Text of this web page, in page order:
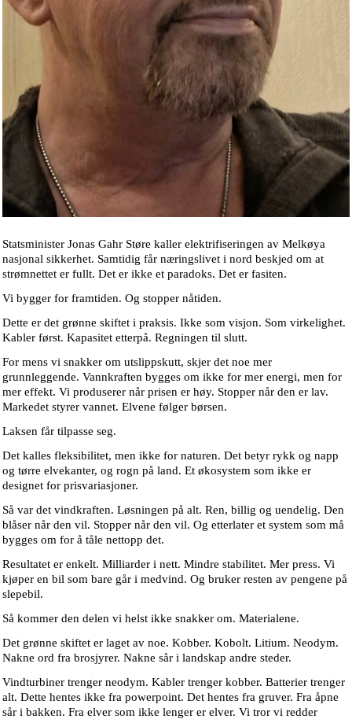
Statsminister Jonas Gahr Støre kaller elektrifiseringen av Melkøya
nasjonal sikkerhet. Samtidig får næringslivet i nord beskjed om at
strømnettet er fullt. Det er ikke et paradoks. Det er fasiten.
Vi bygger for framtiden. Og stopper nåtiden.
Dette er det grønne skiftet i praksis. Ikke som visjon. Som virkelighet.
Kabler først. Kapasitet etterpå. Regningen til slutt.
For mens vi snakker om utslippskutt, skjer det noe mer
grunnleggende. Vannkraften bygges om ikke for mer energi, men for
mer effekt. Vi produserer når prisen er høy. Stopper når den er lav.
Markedet styrer vannet. Elvene følger børsen.
Laksen får tilpasse seg.
Det kalles fleksibilitet, men ikke for naturen. Det betyr rykk og napp
og tørre elvekanter, og rogn på land. Et økosystem som ikke er
designet for prisvariasjoner.
Så var det vindkraften. Løsningen på alt. Ren, billig og uendelig. Den
blåser når den vil. Stopper når den vil. Og etterlater et system som må
bygges om for å tåle nettopp det.
Resultatet er enkelt. Milliarder i nett. Mindre stabilitet. Mer press. Vi
kjøper en bil som bare går i medvind. Og bruker resten av pengene på
slepebil.
Så kommer den delen vi helst ikke snakker om. Materialene.
Det grønne skiftet er laget av noe. Kobber. Kobolt. Litium. Neodym.
Nakne ord fra brosjyrer. Nakne sår i landskap andre steder.
Vindturbiner trenger neodym. Kabler trenger kobber. Batterier trenger
alt. Dette hentes ikke fra powerpoint. Det hentes fra gruver. Fra åpne
sår i bakken. Fra elver som ikke lenger er elver. Vi tror vi redder